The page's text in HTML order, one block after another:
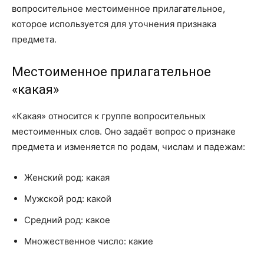
вопросительное местоименное прилагательное,
которое используется для уточнения признака
предмета.
Местоименное прилагательное
«какая»
«Какая» относится к группе вопросительных
местоименных слов. Оно задаёт вопрос о признаке
предмета и изменяется по родам, числам и падежам:
Женский род: какая
Мужской род: какой
Средний род: какое
Множественное число: какие